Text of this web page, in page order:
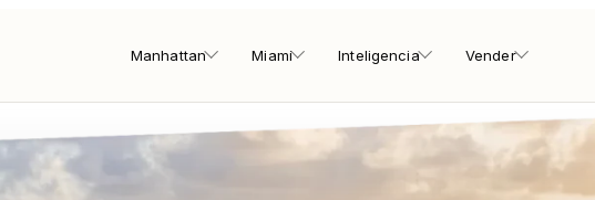
Manhattan Miami Inteligencia Vender